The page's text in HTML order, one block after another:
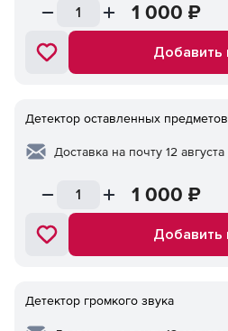
1 000 ₽
Добавить
Детектор оставленных предметов
Доставка на почту 12
1 000 ₽
Добавить
Детектор громкого звука